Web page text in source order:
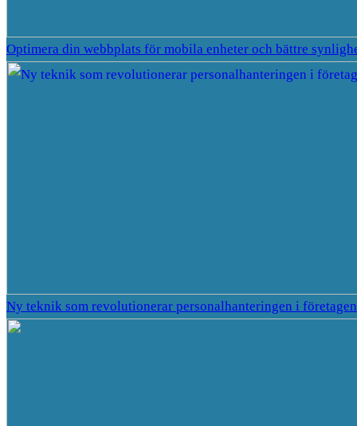
Optimera din webbplats för mobila enheter och bättre
Ny teknik som revolutionerar personalhanteringen i företagen